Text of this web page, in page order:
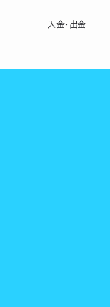
入金・出金